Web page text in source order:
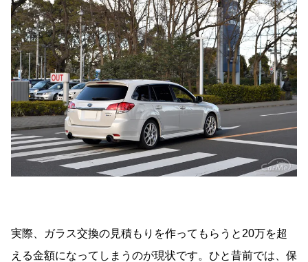
実際、ガラス交換の見積もりを作ってもらうと20万を超
える金額になってしまうのが現状です。ひと昔前では、保